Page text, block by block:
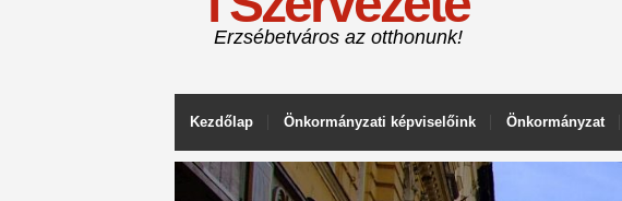
Erzsébetváros az otthonunk!
Kezdőlap Önkormányzati képviselőink Önkormányzat